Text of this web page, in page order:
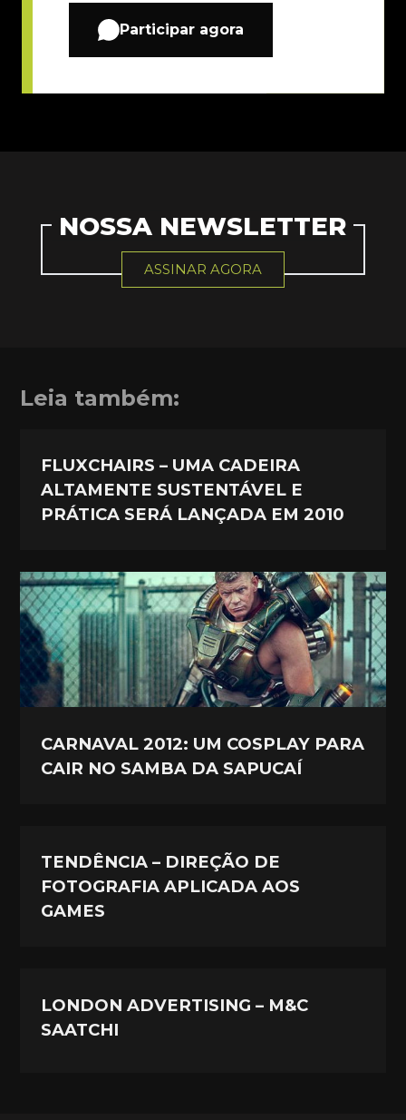
Participar agora
NOSSA NEWSLETTER
ASSINAR AGORA
Leia também:
FLUXCHAIRS – UMA CADEIRA
ALTAMENTE SUSTENTÁVEL E
PRÁTICA SERÁ LANÇADA EM 2010
CARNAVAL 2012: UM COSPLAY PARA
CAIR NO SAMBA DA SAPUCAÍ
TENDÊNCIA – DIREÇÃO DE
FOTOGRAFIA APLICADA AOS
GAMES
LONDON ADVERTISING – M&C
SAATCHI